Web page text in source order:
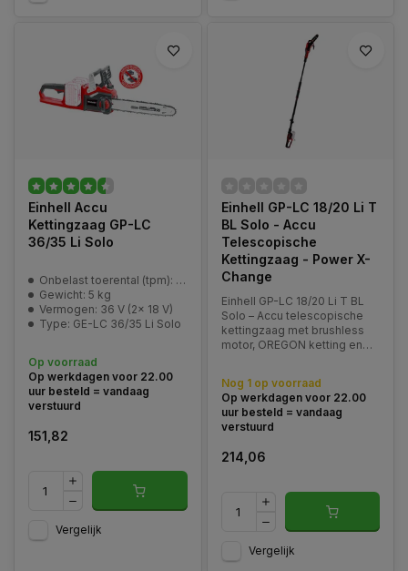
Einhell Accu
Kettingzaag GP-LC
36/35 Li Solo
Onbelast toerental (tpm): 8200 min^-1
Gewicht: 5 kg
Vermogen: 36 V (2x 18 V)
Type: GE-LC 36/35 Li Solo
Op voorraad
Op werkdagen voor 22.00
uur besteld = vandaag
verstuurd
151,82
Vergelijk
Einhell GP-LC 18/20 Li T
BL Solo - Accu
Telescopische
Kettingzaag - Power X-
Change
Einhell GP-LC 18/20 Li T BL
Solo – Accu telescopische
kettingzaag met brushless
motor, OREGON ketting en
hoge takken.
Nog 1 op voorraad
Op werkdagen voor 22.00
uur besteld = vandaag
verstuurd
214,06
Vergelijk